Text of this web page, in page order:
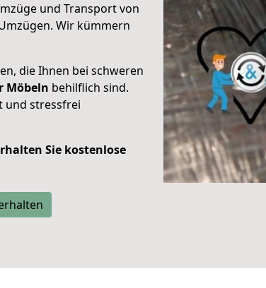
und Transport von
Wir kümmern
die Ihnen bei schweren
Möbeln behilflich sind.
und stressfrei
Sie kostenlose